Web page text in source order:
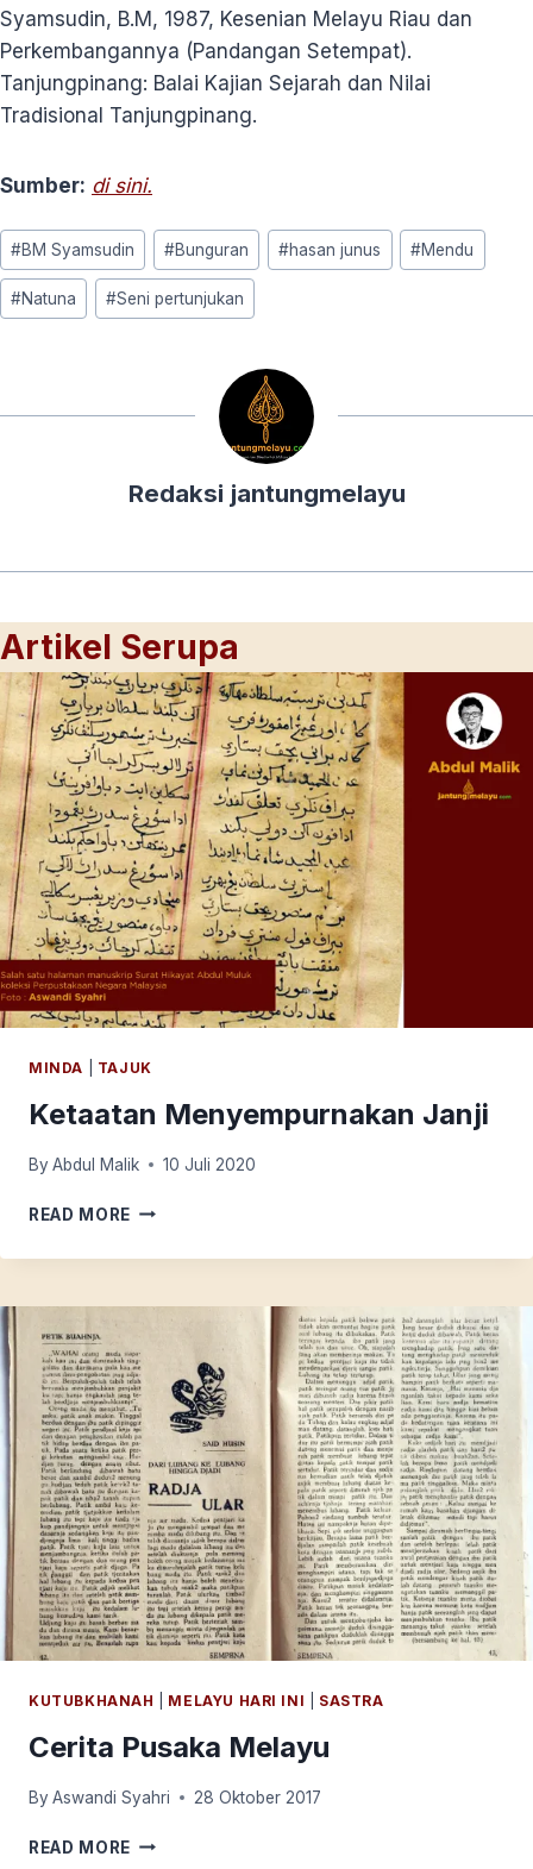
Syamsudin, B.M, 1987, Kesenian Melayu Riau dan
Perkembangannya (Pandangan Setempat).
Tanjungpinang: Balai Kajian Sejarah dan Nilai
Tradisional Tanjungpinang.
Sumber: di sini.
Post
Tags:
#BM Syamsudin #Bunguran #hasan junus #Mendu
#Natuna #Seni pertunjukan
Redaksi jantungmelayu
Artikel Serupa
MINDA TAJUK
Ketaatan Menyempurnakan Janji
By Abdul Malik 10 Juli 2020
READ MORE KETAATAN
JANJI
KUTUBKHANAH MELAYU HARI INI SASTRA
Cerita Pusaka Melayu
By Aswandi Syahri 28 Oktober 2017
READ MORE CERITA